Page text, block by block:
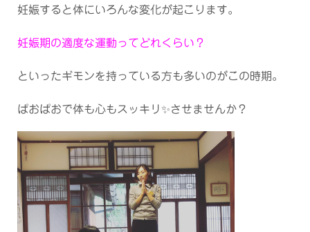
妊娠すると体にいろんな変化が起こります。
妊娠期の適度な運動ってどれくらい？
といったギモンを持っている方も多いのがこの時期。
ぱおぱおで体も心もスッキリ✨させませんか？